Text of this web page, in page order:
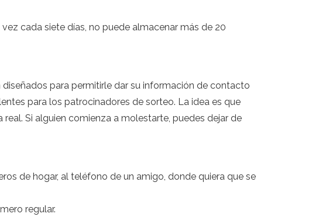
cada siete días, no puede almacenar más de 20
para permitirle dar su información de contacto
para los patrocinadores de sorteo. La idea es que
Si alguien comienza a molestarte, puedes dejar de
de hogar, al teléfono de un amigo, donde quiera que se
regular.